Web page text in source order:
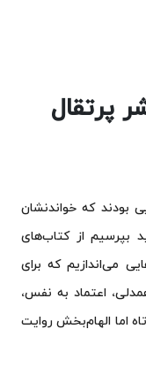
پرتقال
بودند که خواندنشان
بپرسیم از کتاب‌های
می‌اندازیم که برای
اعتماد به نفس،
اما الهام‌بخش روایت